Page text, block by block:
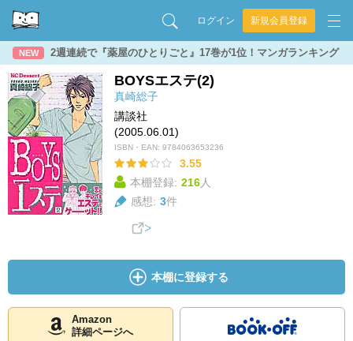
ログイン 新規会員登録
NEW 2週連続で『薬屋のひとりごと』17巻が1位！マンガランキング
BOYSエステ(2)
真崎総子
講談社
(2005.06.01)
ISBN・EAN: 9784063653236
3.55
本棚登録: 216人
感想: 3件
本棚に登録する
Amazon
詳細ページへ